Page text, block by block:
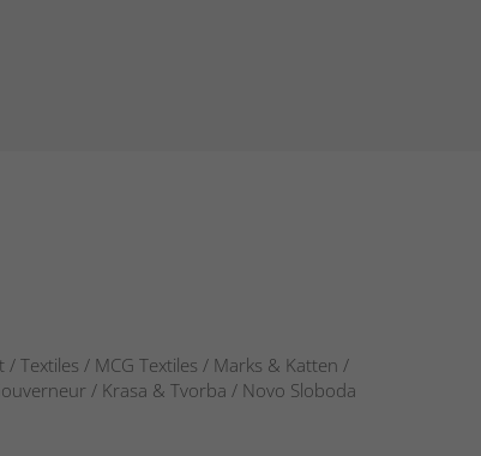
Textiles / MCG Textiles / Marks & Katten /
/ Krasa & Tvorba / Novo Sloboda